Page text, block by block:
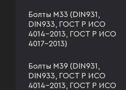
Болты М33 (DIN931,
DIN933, ГОСТ Р ИСО
4014-2013, ГОСТ Р ИСО
4017-2013)
Болты М39 (DIN931,
DIN933, ГОСТ Р ИСО
4014-2013, ГОСТ Р ИСО
В КОРЗИНУ